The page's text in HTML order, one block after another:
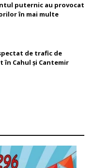
puternic au provocat
în mai multe
de trafic de
Cahul și Cantemir